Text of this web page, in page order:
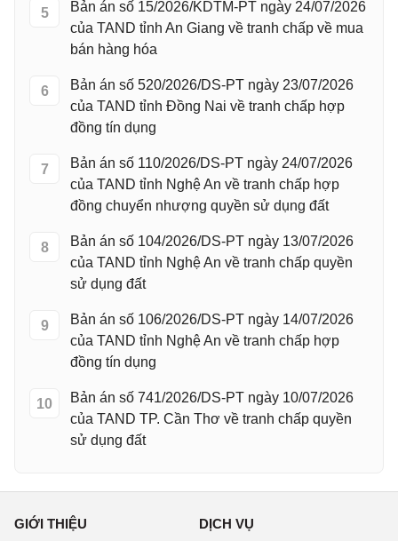
5
Bản án số 15/2026/KDTM-PT ngày 24/07/2026
của TAND tỉnh An Giang về tranh chấp về mua
bán hàng hóa
6
Bản án số 520/2026/DS-PT ngày 23/07/2026
của TAND tỉnh Đồng Nai về tranh chấp hợp
đồng tín dụng
7
Bản án số 110/2026/DS-PT ngày 24/07/2026
của TAND tỉnh Nghệ An về tranh chấp hợp
đồng chuyển nhượng quyền sử dụng đất
8
Bản án số 104/2026/DS-PT ngày 13/07/2026
của TAND tỉnh Nghệ An về tranh chấp quyền
sử dụng đất
9
Bản án số 106/2026/DS-PT ngày 14/07/2026
của TAND tỉnh Nghệ An về tranh chấp hợp
đồng tín dụng
10
Bản án số 741/2026/DS-PT ngày 10/07/2026
của TAND TP. Cần Thơ về tranh chấp quyền
sử dụng đất
GIỚI THIỆU DỊCH VỤ